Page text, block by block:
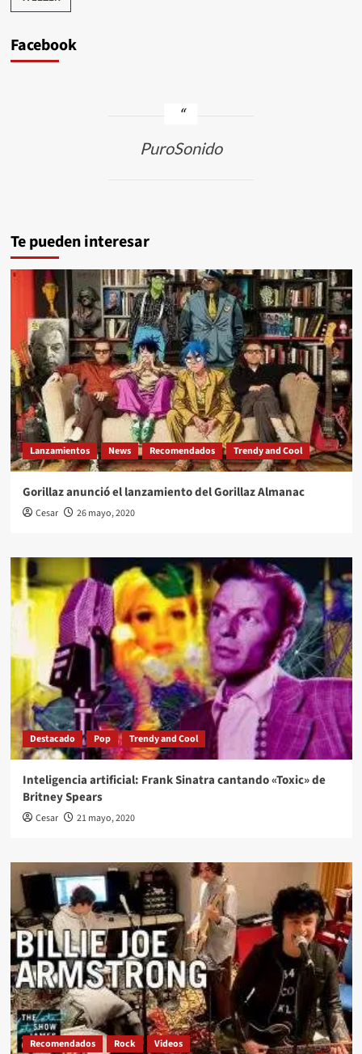
Facebook
PuroSonido
Te pueden interesar
Lanzamientos News Recomendados Trendy and Cool
Gorillaz anunció el lanzamiento del Gorillaz Almanac
Cesar 26 mayo, 2020
Destacado Pop Trendy and Cool
Inteligencia artificial: Frank Sinatra cantando «Toxic» de
Britney Spears
Cesar 21 mayo, 2020
Recomendados Rock Videos